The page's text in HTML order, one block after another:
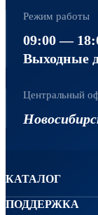
Режим работы
09:00 —
Выходные
Центральный
КАТАЛОГ
ПОДДЕРЖКА